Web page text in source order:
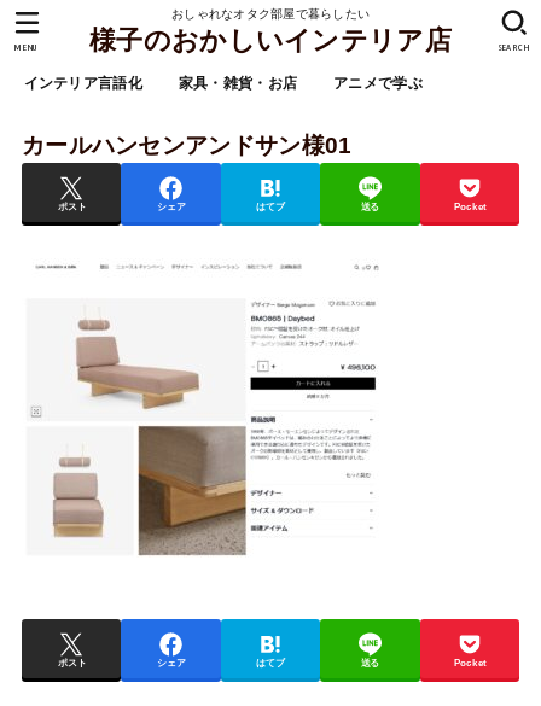
おしゃれなオタク部屋で暮らしたい
様子のおかしいインテリア店
インテリア言語化 家具・雑貨・お店 アニメで学ぶ
SEARCH
MENU
カールハンセンアンドサン様01
ポスト シェア はてブ 送る Pocket
ポスト シェア はてブ 送る Pocket